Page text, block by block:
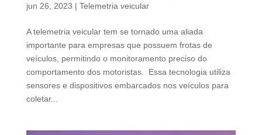
jun 26, 2023 | Telemetria veicular
A telemetria veicular tem se tornado uma aliada
importante para empresas que possuem frotas de
veículos, permitindo o monitoramento preciso do
comportamento dos motoristas. Essa tecnologia utiliza
sensores e dispositivos embarcados nos veículos para
coletar...